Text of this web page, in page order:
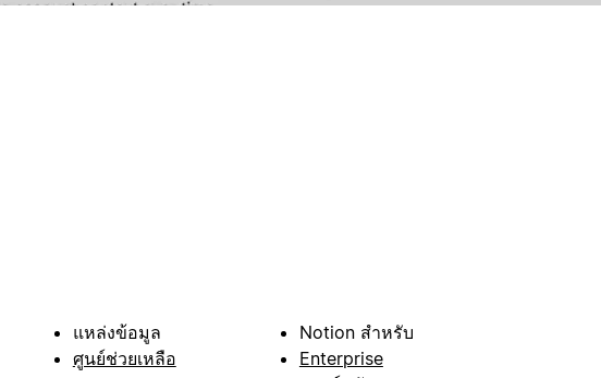
แหล่งข้อมูล
ศูนย์ช่วยเหลือ
Notion สำหรับ
Enterprise